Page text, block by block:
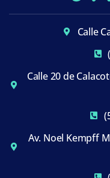
Calle
Calle 20 de
Av. Noel Kempff